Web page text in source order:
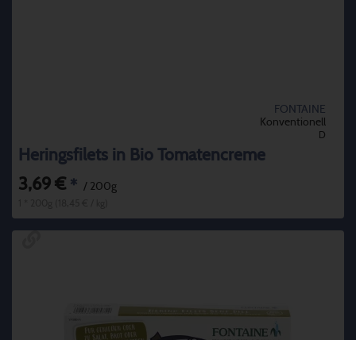
FONTAINE
Konventionell
D
Heringsfilets in Bio Tomatencreme
3,69 € * / 200g